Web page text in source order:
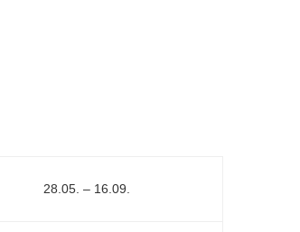
28.05. – 16.09.